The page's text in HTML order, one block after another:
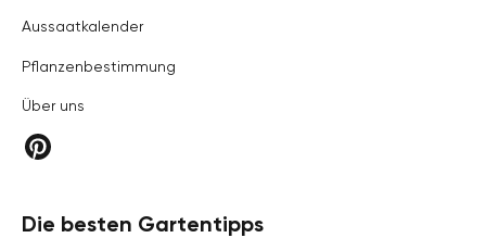
Aussaatkalender
Pflanzenbestimmung
Über uns
Die besten Gartentipps